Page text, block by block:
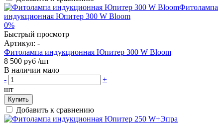
0%
Быстрый просмотр
Артикул: -
Фитолампа индукционная Юпитер 300 W Bloom
8 500 руб /шт
В наличии мало
-
+
шт
Купить
Добавить к сравнению